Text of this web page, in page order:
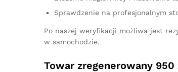
Sprawdzenie na profesjonalnym
Po naszej weryfikacji możliwa jest
w samochodzie.
Towar zregenerowany 950